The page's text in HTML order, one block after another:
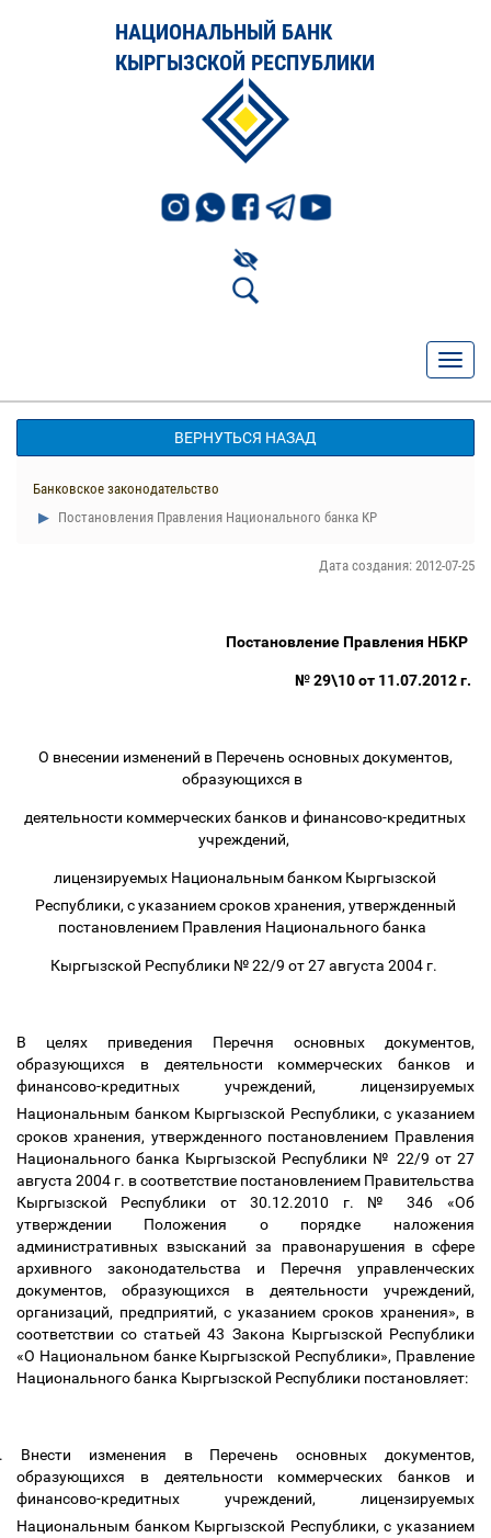
НАЦИОНАЛЬНЫЙ БАНК
КЫРГЫЗСКОЙ РЕСПУБЛИКИ
ВЕРНУТЬСЯ НАЗАД
Банковское законодательство
Постановления Правления Национального банка КР
Дата создания: 2012-07-25
Постановление Правления НБКР
№ 29\10 от 11.07.2012 г.
О внесении изменений в Перечень основных документов,
обpазующихся в
деятельности коммерческих банков и финансово-кредитных
учpеждений,
лицензируемых Национальным банком Кыргызской
Республики,с указанием сpоков хpанения, утвержденный
постановлением Правления Национального банка
Кыргызской Республики № 22/9 от 27 августа 2004 г.
В целях приведения Перечня основных документов,
обpазующихся в деятельности коммерческих банков и
финансово-кредитных учpеждений, лицензируемых
Национальным банком Кыргызской Республики, с указанием
сpоков хpанения, утвержденного постановлением Правления
Национального банка Кыргызской Республики № 22/9 от 27
августа 2004 г. в соответствие постановлением Правительства
Кыргызской Республики от 30.12.2010 г. № 346 «Об
утверждении Положения о порядке наложения
административных взысканий за правонарушения в сфере
архивного законодательства и Перечня управленческих
документов, образующихся в деятельности учреждений,
организаций, предприятий, с указанием сроков хранения», в
соответствии со статьей 43 Закона Кыргызской Республики
«О Национальном банке Кыргызской Республики», Правление
Национального банка Кыргызской Республики постановляет:
Внести изменения в Перечень основных документов,
обpазующихся в деятельности коммерческих банков и
финансово-кредитных учpеждений, лицензируемых
Национальным банком Кыргызской Республики, с указанием